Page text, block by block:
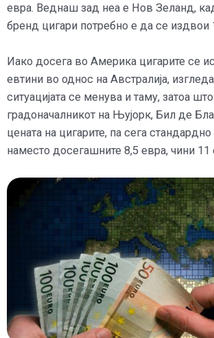
евра. Веднаш зад неа е Нов Зеланд,
бренд цигари потребно е да се издвои
Иако досега во Америка цигарите се
евтини во однос на Австралија,
ситуацијата се менува и таму, затоа што
градоначалникот на Њујорк, Бил де
цената на цигарите, па сега
наместо досегашните 8,5 евра, чини 11